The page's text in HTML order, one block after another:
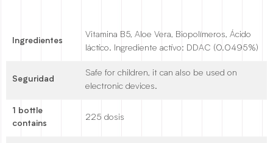
Ingredientes
Vitamina B5, Aloe Vera, Biopolímeros, Ácido
láctico. Ingrediente activo: DDAC (0.0495%)
Seguridad
Safe for children, it can also be used on
electronic devices.
1 bottle
contains
225 dosis